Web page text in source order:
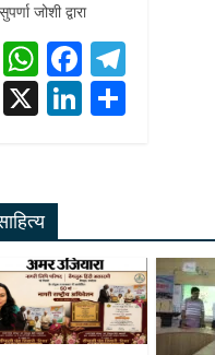
सुपर्णा जोशी द्वारा
W
h
at
A
p
p
F
ac
e
o
k
m
X Li
dI
n